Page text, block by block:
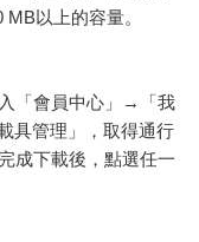
以上的容量。
「會員中心」→「我
具管理」，取得通行
成下載後，點選任一